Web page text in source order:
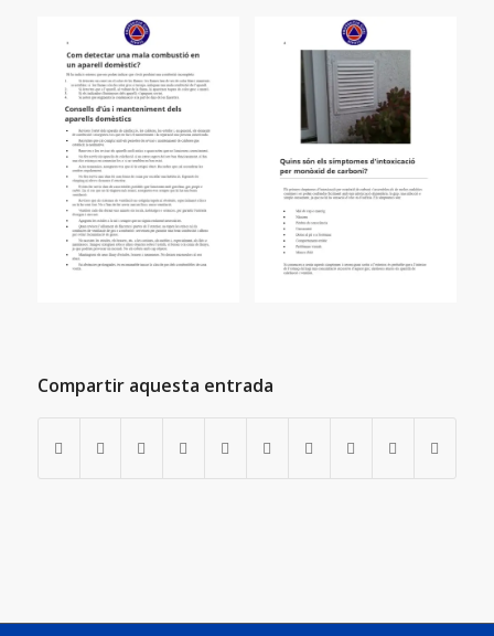
Compartir aquesta entrada